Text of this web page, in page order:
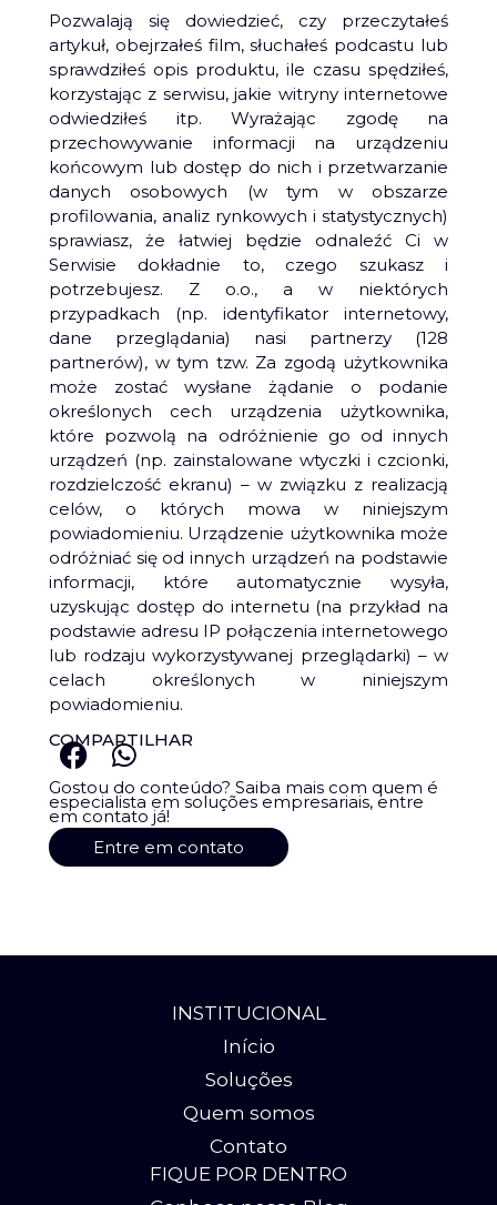
Pozwalają się dowiedzieć, czy przeczytałeś
artykuł, obejrzałeś film, słuchałeś podcastu lub
sprawdziłeś opis produktu, ile czasu spędziłeś,
korzystając z serwisu, jakie witryny internetowe
odwiedziłeś itp. Wyrażając zgodę na
przechowywanie informacji na urządzeniu
końcowym lub dostęp do nich i przetwarzanie
danych osobowych (w tym w obszarze
profilowania, analiz rynkowych i statystycznych)
sprawiasz, że łatwiej będzie odnaleźć Ci w
Serwisie dokładnie to, czego szukasz i
potrzebujesz. Z o.o., a w niektórych
przypadkach (np. identyfikator internetowy,
dane przeglądania) nasi partnerzy (128
partnerów), w tym tzw. Za zgodą użytkownika
może zostać wysłane żądanie o podanie
określonych cech urządzenia użytkownika,
które pozwolą na odróżnienie go od innych
urządzeń (np. zainstalowane wtyczki i czcionki,
rozdzielczość ekranu) – w związku z realizacją
celów, o których mowa w niniejszym
powiadomieniu. Urządzenie użytkownika może
odróżniać się od innych urządzeń na podstawie
informacji, które automatycznie wysyła,
uzyskując dostęp do internetu (na przykład na
podstawie adresu IP połączenia internetowego
lub rodzaju wykorzystywanej przeglądarki) – w
celach określonych w niniejszym
powiadomieniu.
COMPARTILHAR
Gostou do conteúdo? Saiba mais com quem é
especialista em soluções empresariais, entre
em contato já!
Entre em contato
INSTITUCIONAL
Início
Soluções
Quem somos
Contato
FIQUE POR DENTRO